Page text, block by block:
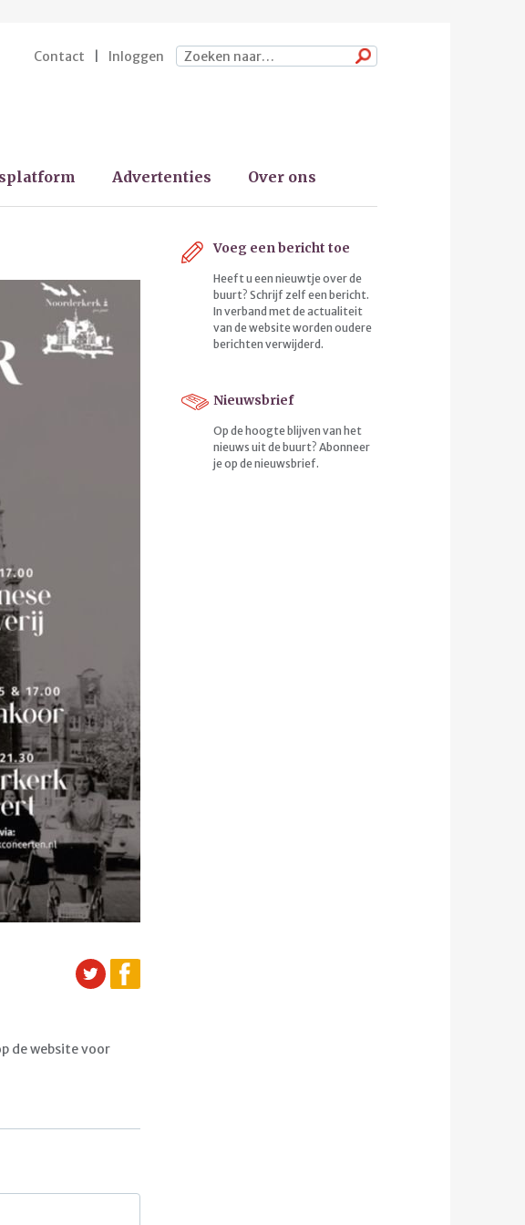
Advertenties Over ons
Contact Inloggen Zoeken
de website voor
Voeg een bericht toe
Heeft u een nieuwtje over de
buurt? Schrijf zelf een bericht.
In verband met de actualiteit
van de website worden oudere
berichten verwijderd.
Nieuwsbrief
Op de hoogte blijven van het
nieuws uit de buurt? Abonneer
je op de nieuwsbrief.